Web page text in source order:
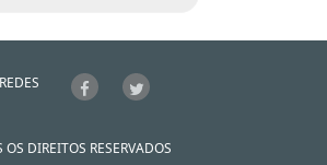
DIREITOS RESERVADOS